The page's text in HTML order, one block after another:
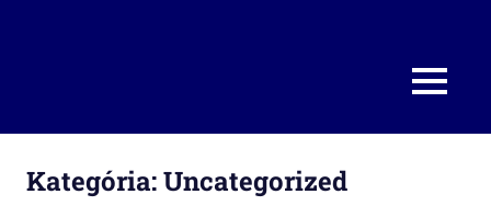
MENU
Kategória:Uncategorized